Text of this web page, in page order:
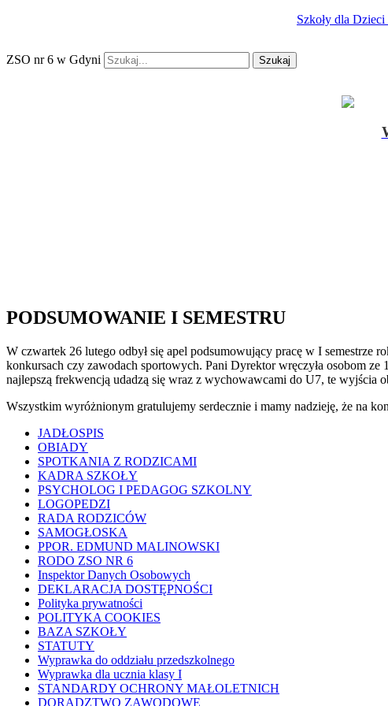
ZSO nr 6 w Gdyni Szukaj
Szkoły dla
PODSUMOWANIE I SEMESTRU
W czwartek 26 lutego odbył się apel podsumowujący pracę w I
konkursach czy zawodach sportowych. Pani Dyrektor wręczyła osobom
najlepszą frekwencją udadzą się wraz z wychowawcami do U7, te wyjścia
Wszystkim wyróżnionym gratulujemy serdecznie i mamy nadzieję, że na
JADŁOSPIS
OBIADY
SPOTKANIA Z RODZICAMI
KADRA SZKOŁY
PSYCHOLOG I PEDAGOG SZKOLNY
LOGOPEDZI
RADA RODZICÓW
SAMOGŁOSKA
PPOR. EDMUND MALINOWSKI
RODO ZSO NR 6
Inspektor Danych Osobowych
DEKLARACJA DOSTĘPNOŚCI
Polityka prywatności
POLITYKA COOKIES
BAZA SZKOŁY
STATUTY
Wyprawka do oddziału przedszkolnego
Wyprawka dla ucznia klasy I
STANDARDY OCHRONY MAŁOLETNICH
DORADZTWO ZAWODOWE